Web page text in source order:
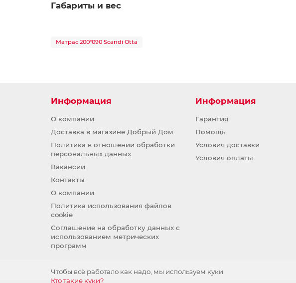
Габариты и вес
Матрас 200*090 Scandi Otta
Чтобы всё работало как надо, мы используем куки
Кто такие куки?
Информация
О компании
Доставка в магазине Добрый Дом
Политика в отношении обработки
персональных данных
Вакансии
Контакты
О компании
Политика использования файлов
cookie
Соглашение на обработку данных с
использованием метрических
программ
Информация
Гарантия
Помощь
Условия доставки
Условия оплаты